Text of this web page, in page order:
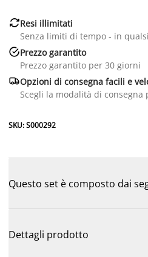
Resi illimitati
Senza limiti di tempo - in
Prezzo garantito
Prezzo garantito per 30 giorni
Opzioni di consegna facili e
Scegli la modalità di consegna
SKU: S000292
Questo set è composto dai
Dettagli prodotto